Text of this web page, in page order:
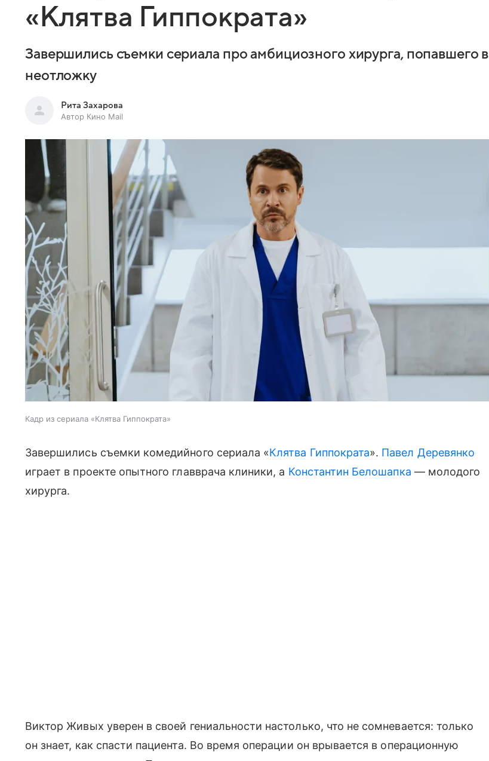
«Клятва Гиппократа»
Завершились съемки сериала про амбициозного хирурга, попавшего в
неотложку
Рита Захарова
Автор Кино Mail
Кадр из сериала «Клятва Гиппократа»
Завершились съемки комедийного сериала «Клятва Гиппократа». Павел Деревянко
играет в проекте опытного главврача клиники, а Константин Белошапка — молодого
хирурга.
Виктор Живых уверен в своей гениальности настолько, что не сомневается: только
он знает, как спасти пациента. Во время операции он врывается в операционную